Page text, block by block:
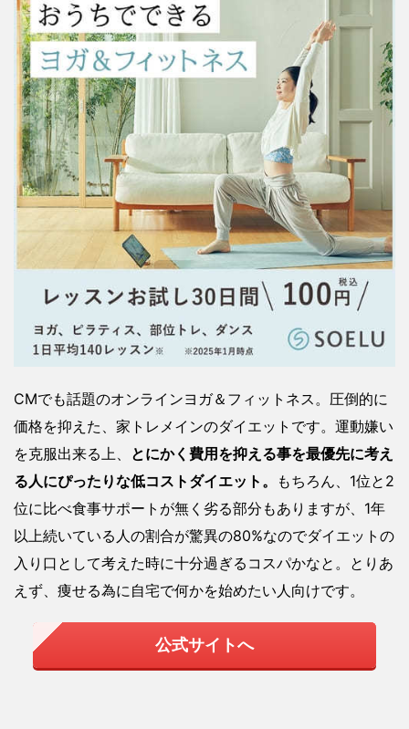
CMでも話題のオンラインヨガ＆フィットネス。圧倒的に
価格を抑えた、家トレメインのダイエットです。運動嫌い
を克服出来る上、 とにかく費用を抑える事を最優先に考え
る人にぴったりな低コストダイエット。
もちろん、1位と2
位に比べ食事サポートが無く劣る部分もありますが、1年
以上続いている人の割合が驚異の80%なのでダイエットの
入り口として考えた時に十分過ぎるコスパかなと。とりあ
えず、痩せる為に自宅で何かを始めたい人向けです。
公式サイトへ